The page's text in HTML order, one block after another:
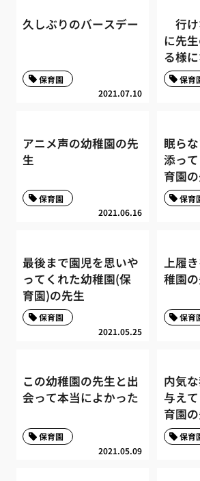
久しぶりのバースデー
2021.07.10
保育園
行け
に先
る様
保育
アニメ声の幼稚園の先
生
2021.06.16
保育園
眠ら
添っ
育園
保育
最後まで園児を思いや
ってくれた幼稚園(保
育園)の先生
2021.05.25
保育園
上履
稚園
保育
この幼稚園の先生と出
会って本当によかった
2021.05.09
保育園
内気
与え
育園
保育